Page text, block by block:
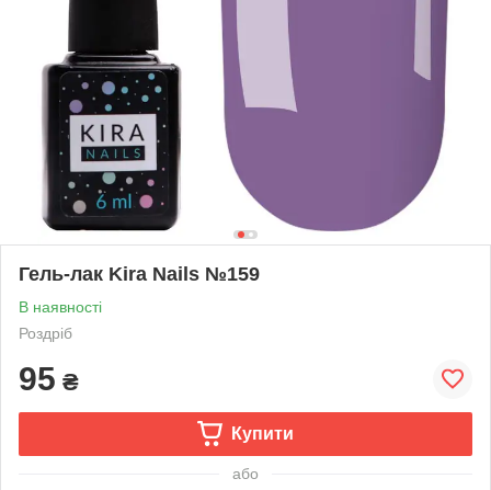
Гель-лак Kira Nails №159
В наявності
Роздріб
95 ₴
Купити
або